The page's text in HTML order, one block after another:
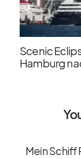
Scenic
Hamburg
Mein Schiff